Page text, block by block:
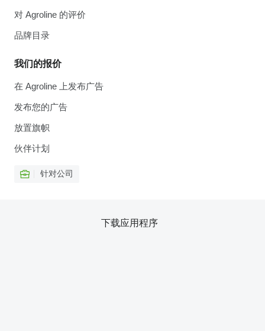
对 Agroline 的评价
品牌目录
我们的报价
在 Agroline 上发布广告
发布您的广告
放置旗帜
伙伴计划
针对公司
下载应用程序